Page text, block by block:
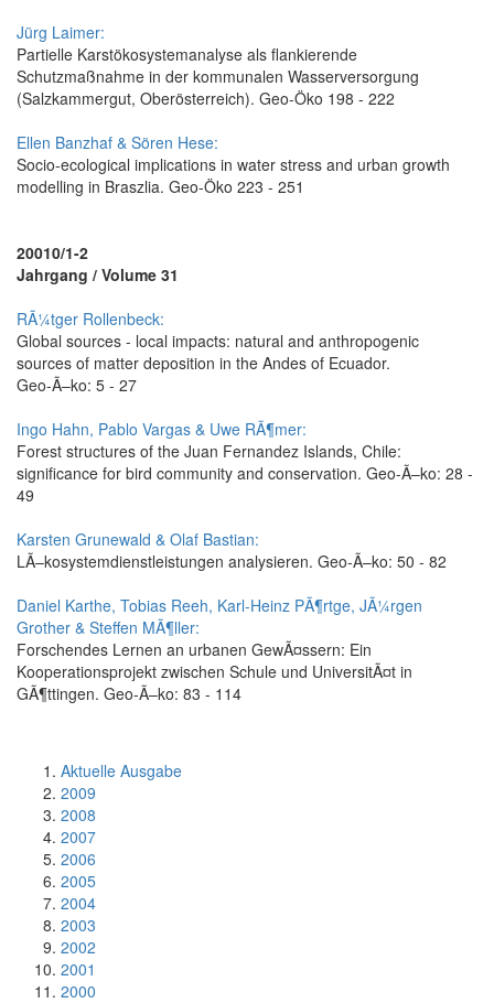
Jürg Laimer:
Partielle Karstökosystemanalyse als flankierende
Schutzmaßnahme in der kommunalen Wasserversorgung
(Salzkammergut, Oberösterreich). Geo-Öko 198 - 222
Ellen Banzhaf & Sören Hese:
Socio-ecological implications in water stress and urban growth
modelling in Brasz­lia. Geo-Öko 223 - 251
20010/1-2
Jahrgang / Volume 31
RÃ¼tger Rollenbeck:
Global sources - local impacts: natural and anthropogenic
sources of matter deposition in the Andes of Ecuador.
Geo-Ã–ko: 5 - 27
Ingo Hahn, Pablo Vargas & Uwe RÃ¶mer:
Forest structures of the Juan Fernandez Islands, Chile:
significance for bird community and conservation. Geo-Ã–ko: 28 -
49
Karsten Grunewald & Olaf Bastian:
LÃ–kosystemdienstleistungen analysieren. Geo-Ã–ko: 50 - 82
Daniel Karthe, Tobias Reeh, Karl-Heinz PÃ¶rtge, JÃ¼rgen
Grother & Steffen MÃ¶ller:
Forschendes Lernen an urbanen GewÃ¤ssern: Ein
Kooperationsprojekt zwischen Schule und UniversitÃ¤t in
GÃ¶ttingen. Geo-Ã–ko: 83 - 114
Aktuelle Ausgabe
2009
2008
2007
2006
2005
2004
2003
2002
2001
2000